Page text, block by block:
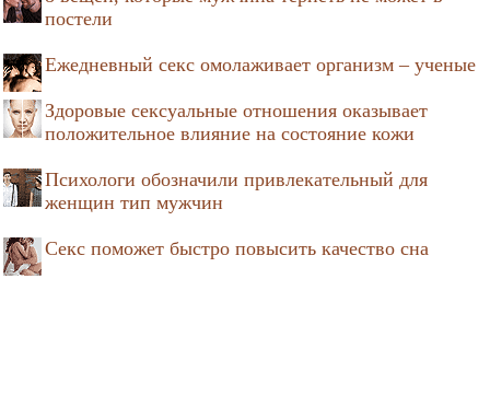
постели
Ежедневный секс омолаживает организм – ученые
Здоровые сексуальные отношения оказывает
положительное влияние на состояние кожи
Психологи обозначили привлекательный для
женщин тип мужчин
Секс поможет быстро повысить качество сна